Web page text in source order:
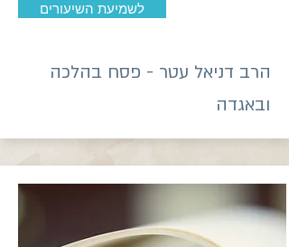
לשמיעת השיעורים
הרב דניאל עטר - פסח בהלכה
ובאגדה